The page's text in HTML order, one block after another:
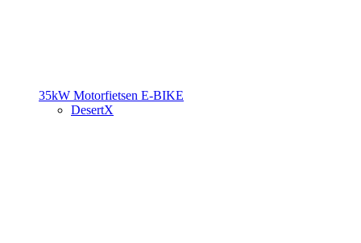
35kW Motorfietsen E-BIKE
DesertX